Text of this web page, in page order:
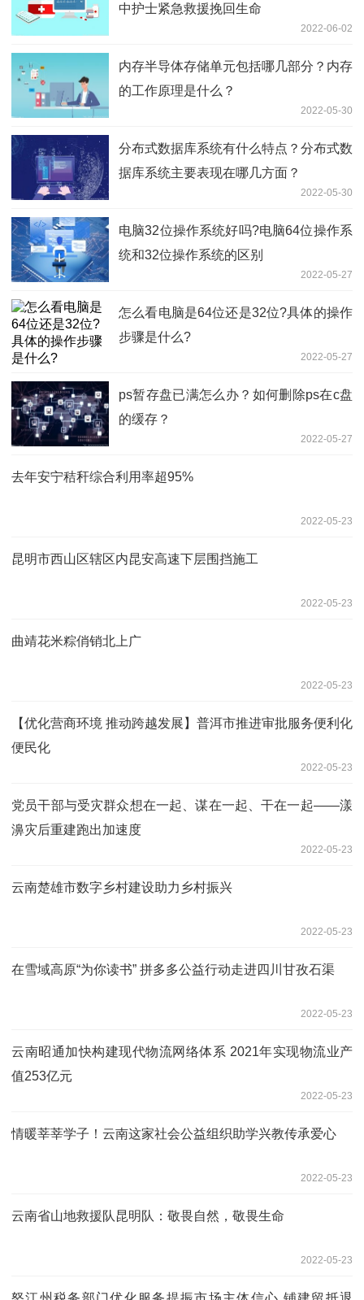
中护士紧急救援挽回生命
2022-06-02
内存半导体存储单元包括哪几部分？内存
的工作原理是什么？
2022-05-30
分布式数据库系统有什么特点？分布式数
据库系统主要表现在哪几方面？
2022-05-30
电脑32位操作系统好吗?电脑64位操作系
统和32位操作系统的区别
2022-05-27
怎么看电脑是64位还是32位?具体的操作
步骤是什么?
2022-05-27
ps暂存盘已满怎么办？如何删除ps在c盘
的缓存？
2022-05-27
去年安宁秸秆综合利用率超95%
2022-05-23
昆明市西山区辖区内昆安高速下层围挡施工
2022-05-23
曲靖花米粽俏销北上广
2022-05-23
【优化营商环境 推动跨越发展】普洱市推进审批服务便利化
便民化
2022-05-23
党员干部与受灾群众想在一起、谋在一起、干在一起——漾
濞灾后重建跑出加速度
2022-05-23
云南楚雄市数字乡村建设助力乡村振兴
2022-05-23
在雪域高原“为你读书” 拼多多公益行动走进四川甘孜石渠
2022-05-23
云南昭通加快构建现代物流网络体系 2021年实现物流业产
值253亿元
2022-05-23
情暖莘莘学子！云南这家社会公益组织助学兴教传承爱心
2022-05-23
云南省山地救援队昆明队：敬畏自然，敬畏生命
2022-05-23